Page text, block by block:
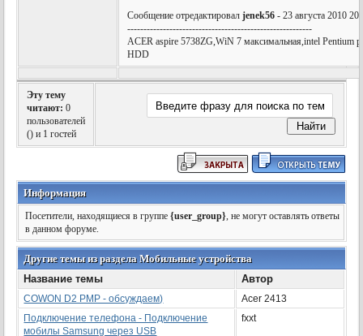
Сообщение отредактировалjenek56 - 23 августа 2010
---------------------------------------------------------
AСER aspire 5738ZG,WiN 7 максимальная,intel
HDD
Эту тему
читают: 0
пользователей
() и 1 гостей
Информация
Посетители, находящиеся в группе{user_group}, не могут оставлять ответы
в данном форуме.
Другие темы из раздела Мобильные устройства
Название темы
Автор
COWON D2 PMP - обсуждаем)
Acer 2413
Подключение телефона - Подключение
мобилы Samsung через USB
fxxt